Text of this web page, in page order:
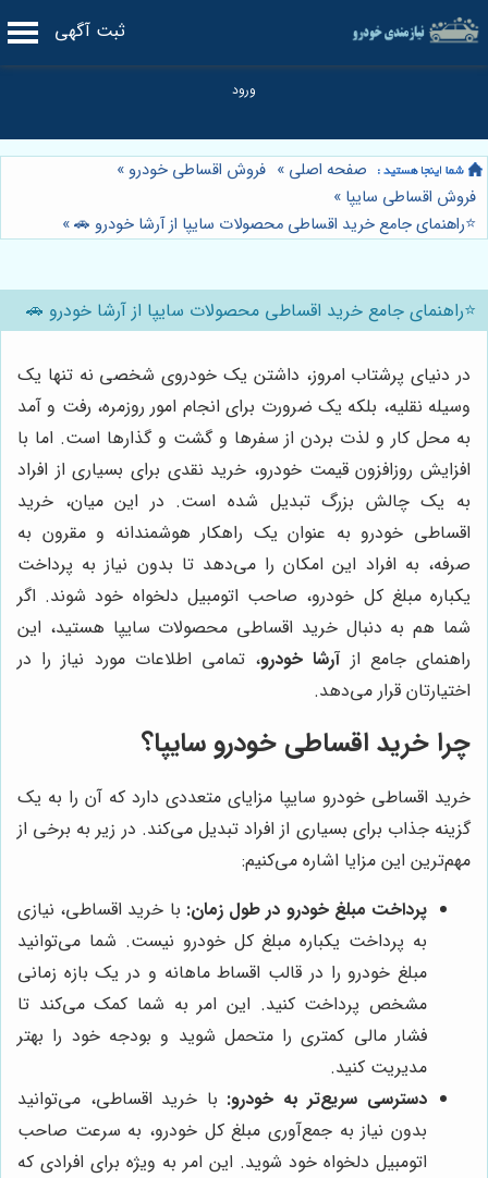
ثبت آگهی
صفحه اصلی » فروش اقساطی خودرو »
فروش اقساطی سایپا »
⭐️راهنمای جامع خرید اقساطی محصولات سایپا از آرشا خودرو 🚗»
⭐️راهنمای جامع خرید اقساطی محصولات سایپا از آرشا خودرو 🚗
در دنیای پرشتاب امروز، داشتن یک خودروی شخصی نه تنها یک
وسیله نقلیه، بلکه یک ضرورت برای انجام امور روزمره، رفت و آمد
به محل کار و لذت بردن از سفرها و گشت و گذارها است. اما با
افزایش روزافزون قیمت خودرو، خرید نقدی برای بسیاری از افراد
به یک چالش بزرگ تبدیل شده است. در این میان، خرید
اقساطی خودرو به عنوان یک راهکار هوشمندانه و مقرون به
صرفه، به افراد این امکان را می‌دهد تا بدون نیاز به پرداخت
یکباره مبلغ کل خودرو، صاحب اتومبیل دلخواه خود شوند. اگر
شما هم به دنبال خرید اقساطی محصولات سایپا هستید، این
راهنمای جامع ازآرشا خودرو، تمامی اطلاعات مورد نیاز را در
اختیارتان قرار می‌دهد.
چرا خرید اقساطی خودرو سایپا؟
خرید اقساطی خودرو سایپا مزایای متعددی دارد که آن را به یک
گزینه جذاب برای بسیاری از افراد تبدیل می‌کند. در زیر به برخی از
مهم‌ترین این مزایا اشاره می‌کنیم:
پرداخت مبلغ خودرو در طول زمان: با خرید اقساطی، نیازی
به پرداخت یکباره مبلغ کل خودرو نیست. شما می‌توانید
مبلغ خودرو را در قالب اقساط ماهانه و در یک بازه زمانی
مشخص پرداخت کنید. این امر به شما کمک می‌کند تا
فشار مالی کمتری را متحمل شوید و بودجه خود را بهتر
مدیریت کنید.
دسترسی سریع‌تر به خودرو: با خرید اقساطی، می‌توانید
بدون نیاز به جمع‌آوری مبلغ کل خودرو، به سرعت صاحب
اتومبیل دلخواه خود شوید. این امر به ویژه برای افرادی که